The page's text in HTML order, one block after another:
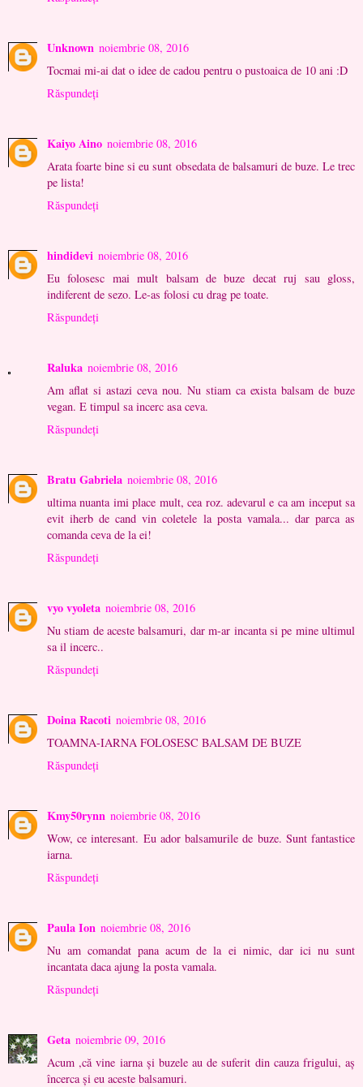
Unknown noiembrie 08, 2016
Tocmai mi-ai dat o idee de cadou pentru o pustoaica de 10 ani :D
Răspundeți
Kaiyo Aino noiembrie 08, 2016
Arata foarte bine si eu sunt obsedata de balsamuri de buze. Le trec
pe lista!
Răspundeți
hindidevi noiembrie 08, 2016
Eu folosesc mai mult balsam de buze decat ruj sau gloss,
indiferent de sezo. Le-as folosi cu drag pe toate.
Răspundeți
Raluka noiembrie 08, 2016
Am aflat si astazi ceva nou. Nu stiam ca exista balsam de buze
vegan. E timpul sa incerc asa ceva.
Răspundeți
Bratu Gabriela noiembrie 08, 2016
ultima nuanta imi place mult, cea roz. adevarul e ca am inceput sa
evit iherb de cand vin coletele la posta vamala... dar parca as
comanda ceva de la ei!
Răspundeți
vyo vyoleta noiembrie 08, 2016
Nu stiam de aceste balsamuri, dar m-ar incanta si pe mine ultimul
sa il incerc..
Răspundeți
Doina Racoti noiembrie 08, 2016
TOAMNA-IARNA FOLOSESC BALSAM DE BUZE
Răspundeți
Kmy50rynn noiembrie 08, 2016
Wow, ce interesant. Eu ador balsamurile de buze. Sunt fantastice
iarna.
Răspundeți
Paula Ion noiembrie 08, 2016
Nu am comandat pana acum de la ei nimic, dar ici nu sunt
incantata daca ajung la posta vamala.
Răspundeți
Geta noiembrie 09, 2016
Acum ,că vine iarna şi buzele au de suferit din cauza frigului, aş
încerca şi eu aceste balsamuri.